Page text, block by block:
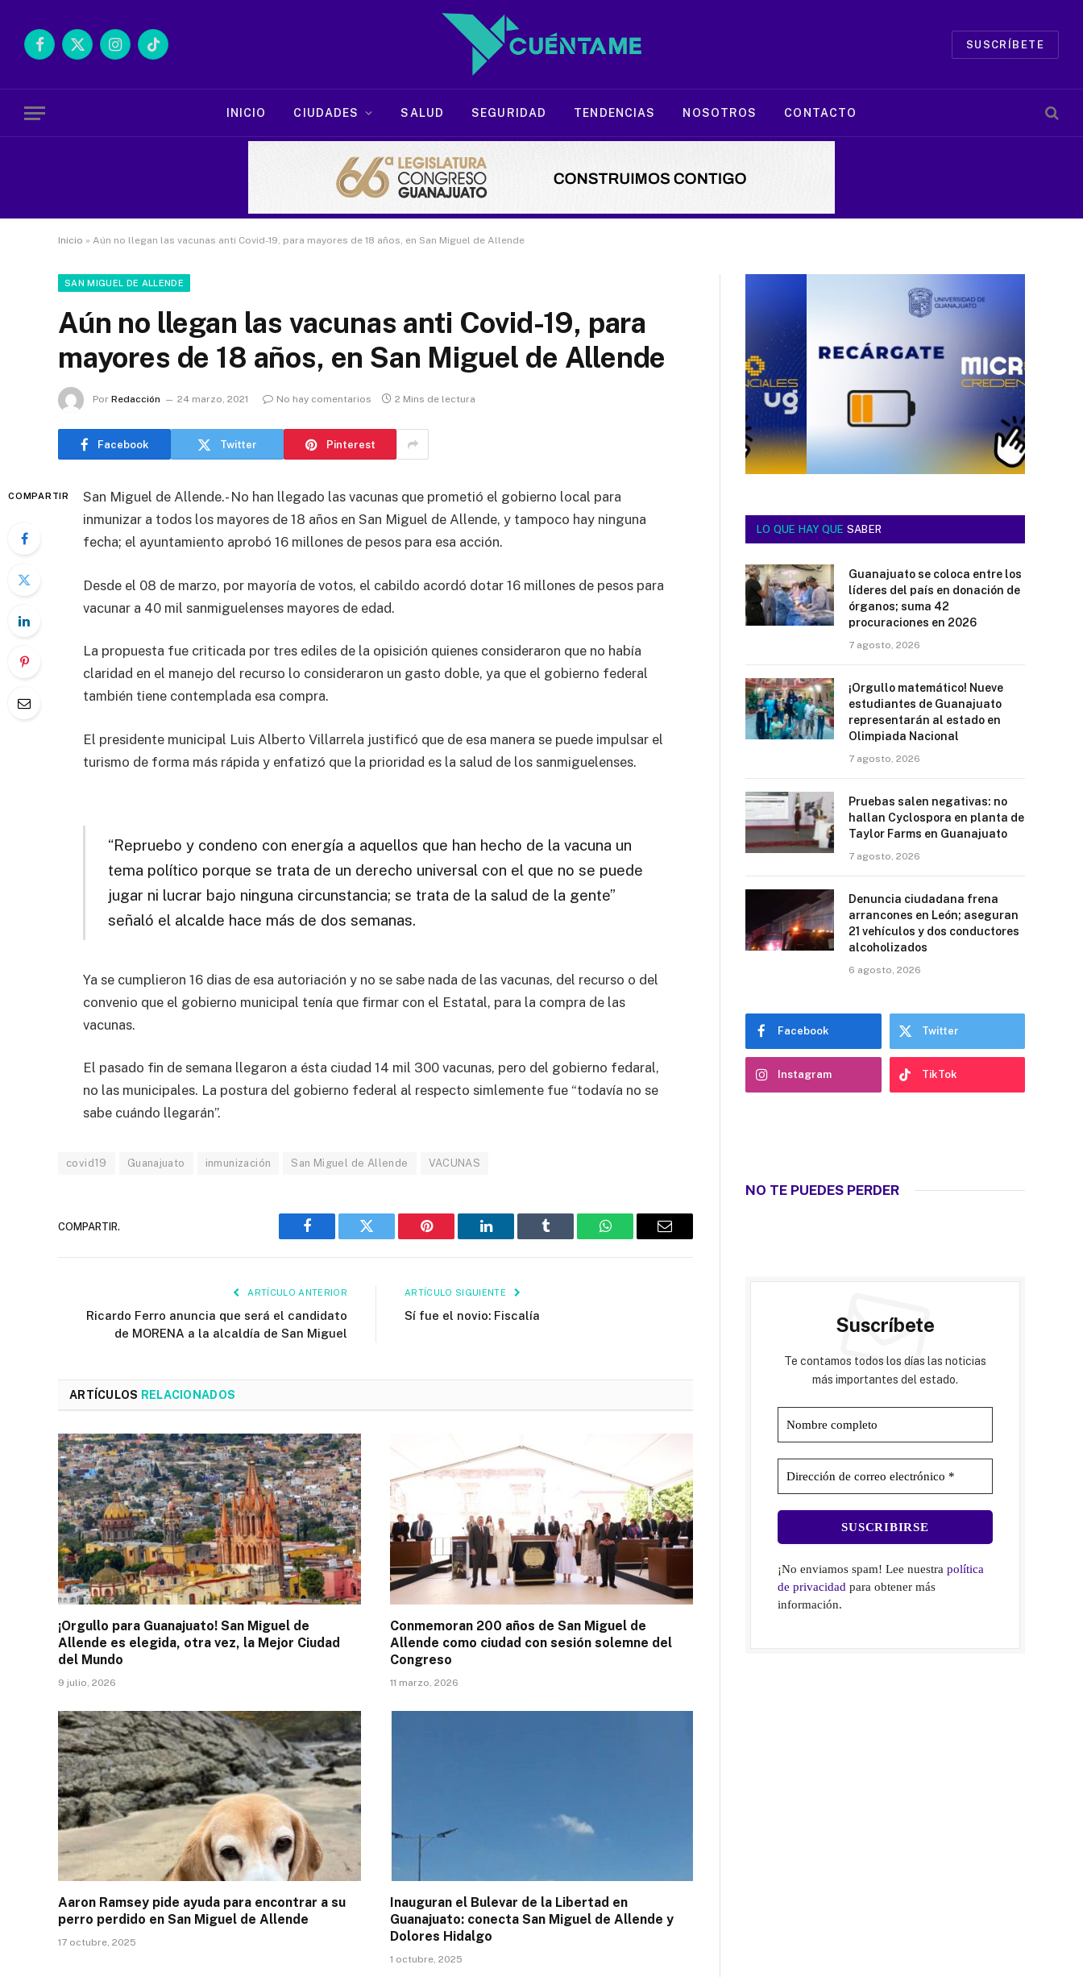
Facebook
X
InstagramTikTok
SUSCRÍBETE
INICIO CIUDADES SALUD SEGURIDAD TENDENCIAS NOSOTROS CONTACTO
Inicio » Aún no llegan las vacunas anti Covid-19, para mayores de 18 años, en San Miguel de Allende
SAN MIGUEL DE ALLENDE
Aún no llegan las vacunas anti Covid-19, para
mayores de 18 años, en San Miguel de Allende
Por Redacción 24 marzo, 2021 No hay comentarios 2 Mins de lectura
Facebook Twitter Pinterest
COMPARTIR
San Miguel de Allende.- No han llegado las vacunas que prometió el gobierno local para
inmunizar a todos los mayores de 18 años en San Miguel de Allende, y tampoco hay ninguna
fecha; el ayuntamiento aprobó 16 millones de pesos para esa acción.
Desde el 08 de marzo, por mayoría de votos, el cabildo acordó dotar 16 millones de pesos para
vacunar a 40 mil sanmiguelenses mayores de edad.
La propuesta fue criticada por tres ediles de la opisición quienes consideraron que no había
claridad en el manejo del recurso lo consideraron un gasto doble, ya que el gobierno federal
también tiene contemplada esa compra.
El presidente municipal Luis Alberto Villarrela justificó que de esa manera se puede impulsar el
turismo de forma más rápida y enfatizó que la prioridad es la salud de los sanmiguelenses.
“Repruebo y condeno con energía a aquellos que han hecho de la vacuna un
tema político porque se trata de un derecho universal con el que no se puede
jugar ni lucrar bajo ninguna circunstancia; se trata de la salud de la gente”
señaló el alcalde hace más de dos semanas.
Ya se cumplieron 16 dias de esa autoriación y no se sabe nada de las vacunas, del recurso o del
convenio que el gobierno municipal tenía que firmar con el Estatal, para la compra de las
vacunas.
El pasado fin de semana llegaron a ésta ciudad 14 mil 300 vacunas, pero del gobierno fedaral,
no las municipales. La postura del gobierno federal al respecto simlemente fue “todavía no se
sabe cuándo llegarán”.
covid19 Guanajuato inmunización San Miguel de Allende VACUNAS
COMPARTIR.
Facebook Twitter Pinterest LinkedIn Tumblr WhatsAppEmail
ARTÍCULO ANTERIOR
Ricardo Ferro anuncia que será el candidato
de MORENA a la alcaldía de San Miguel
ARTÍCULO SIGUIENTE
Sí fue el novio: Fiscalía
ARTÍCULOS RELACIONADOS
¡Orgullo para Guanajuato! San Miguel de
Allende es elegida, otra vez, la Mejor Ciudad
del Mundo
9 julio, 2026
Conmemoran 200 años de San Miguel de
Allende como ciudad con sesión solemne del
Congreso
11 marzo, 2026
Aaron Ramsey pide ayuda para encontrar a su
perro perdido en San Miguel de Allende
17 octubre, 2025
Inauguran el Bulevar de la Libertad en
Guanajuato: conecta San Miguel de Allende y
Dolores Hidalgo
1 octubre, 2025
LO QUE HAY QUE SABER
Guanajuato se coloca entre los
líderes del país en donación de
órganos; suma 42
procuraciones en 2026
7 agosto, 2026
¡Orgullo matemático! Nueve
estudiantes de Guanajuato
representarán al estado en
Olimpiada Nacional
7 agosto, 2026
Pruebas salen negativas: no
hallan Cyclospora en planta de
Taylor Farms en Guanajuato
7 agosto, 2026
Denuncia ciudadana frena
arrancones en León; aseguran
21 vehículos y dos conductores
alcoholizados
6 agosto, 2026
Facebook Twitter
Instagram TikTok
NO TE PUEDES PERDER
Suscríbete
Te contamos todos los días las noticias
más importantes del estado.
¡No enviamos spam! Lee nuestrapolítica
de privacidad para obtener más
información.